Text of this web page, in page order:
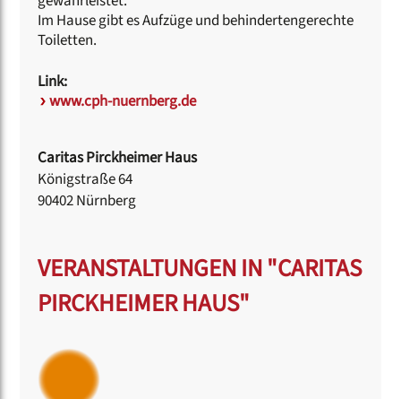
Im Hause gibt es Aufzüge und behindertengerechte
Toiletten.
Link:
www.cph-nuernberg.de
Caritas Pirckheimer Haus
Königstraße 64
90402 Nürnberg
VERANSTALTUNGEN IN "CARITAS
PIRCKHEIMER HAUS"